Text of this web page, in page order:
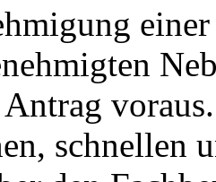
schnellen